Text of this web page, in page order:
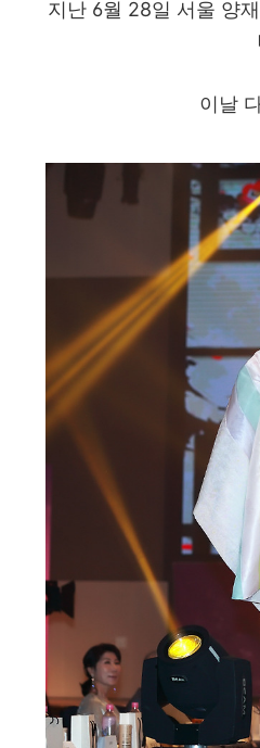
지난 6월 28일 서울 양
이날